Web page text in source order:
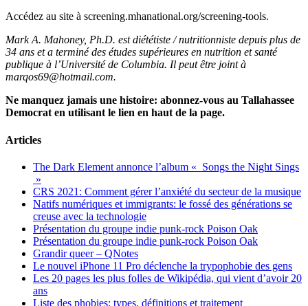
Accédez au site à screening.mhanational.org/screening-tools.
Mark A. Mahoney, Ph.D. est diététiste / nutritionniste depuis plus de
34 ans et a terminé des études supérieures en nutrition et santé
publique à l’Université de Columbia. Il peut être joint à
marqos69@hotmail.com.
Ne manquez jamais une histoire: abonnez-vous au Tallahassee
Democrat en utilisant le lien en haut de la page.
Articles
The Dark Element annonce l’album « Songs the Night Sings
»
CRS 2021: Comment gérer l’anxiété du secteur de la musique
Natifs numériques et immigrants: le fossé des générations se
creuse avec la technologie
Présentation du groupe indie punk-rock Poison Oak
Présentation du groupe indie punk-rock Poison Oak
Grandir queer – QNotes
Le nouvel iPhone 11 Pro déclenche la trypophobie des gens
Les 20 pages les plus folles de Wikipédia, qui vient d’avoir 20
ans
Liste des phobies: types, définitions et traitement